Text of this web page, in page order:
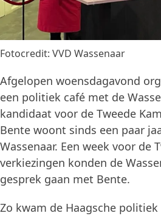
Fotocredit: VVD Wassenaar
Afgelopen woensdagavond
een politiek café met de
kandidaat voor de Tweede
Bente woont sinds een paar
Wassenaar. Een week voor de
verkiezingen konden de
gesprek gaan met Bente.
Zo kwam de Haagsche